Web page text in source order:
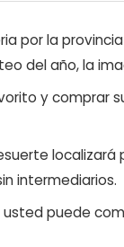
por la
del año, la
y comprar
intermediarios.
usted puede